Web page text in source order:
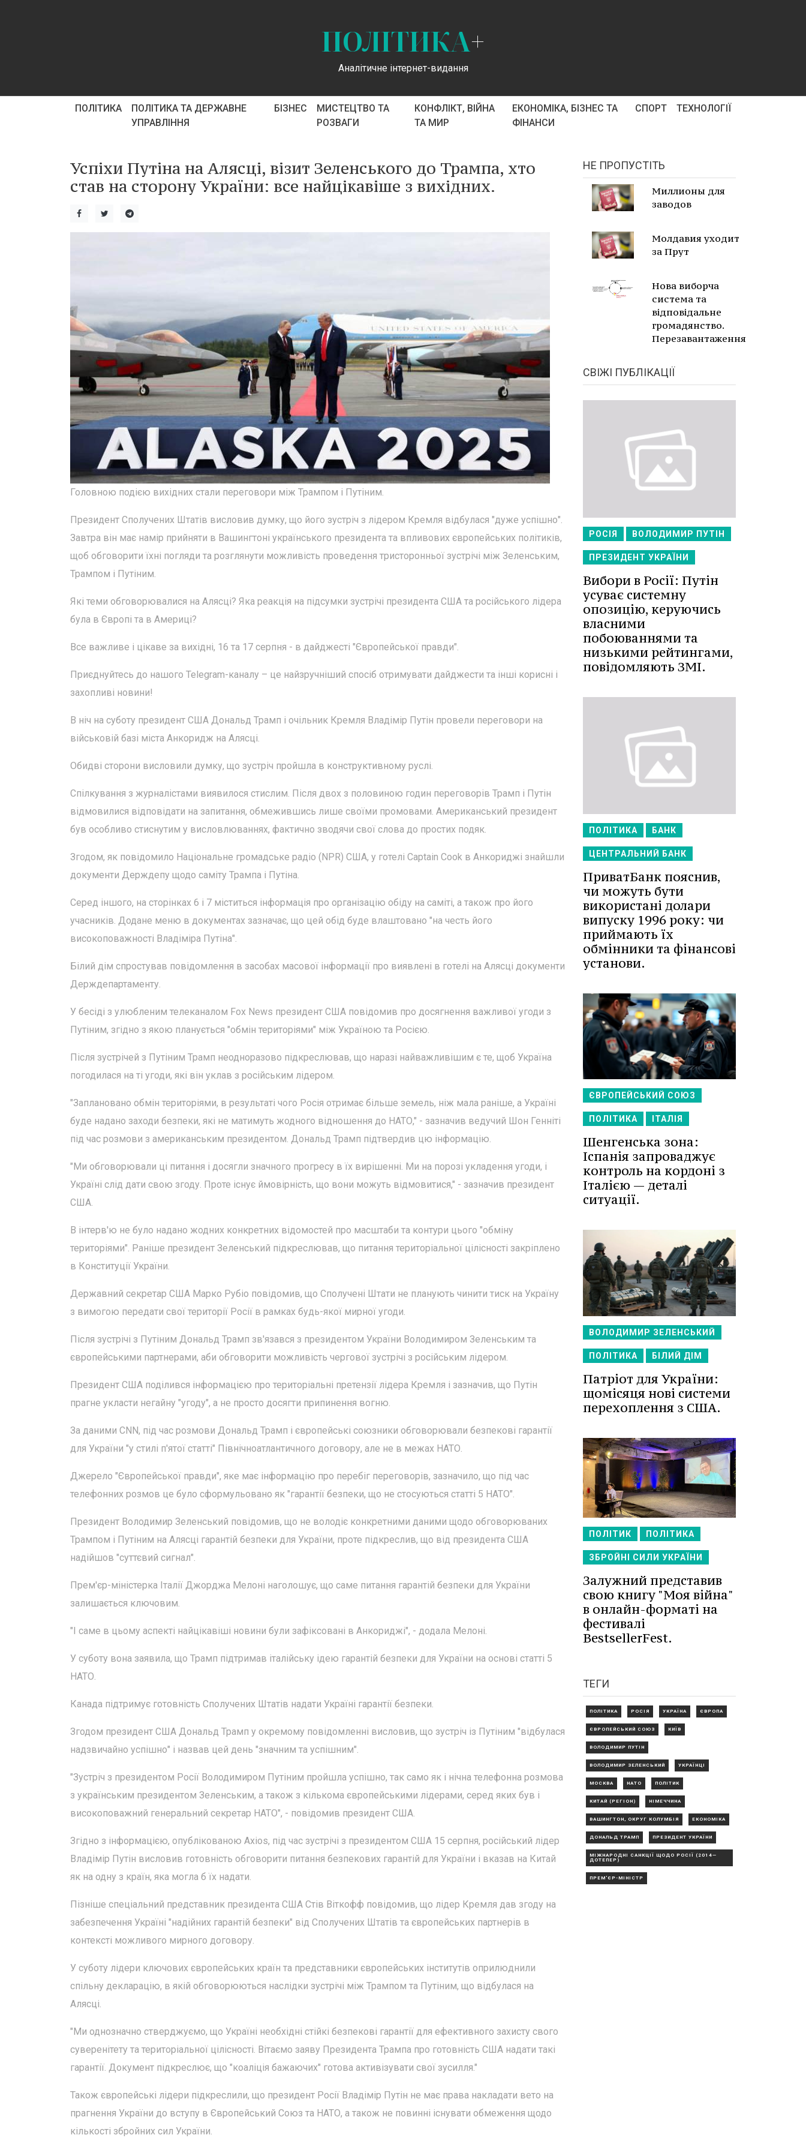
ПОЛІТИКА+
Аналітичне інтернет-видання
ПОЛІТИКА
ПОЛІТИКА ТА ДЕРЖАВНЕ
УПРАВЛІННЯ
БІЗНЕС
МИСТЕЦТВО ТА
РОЗВАГИ
КОНФЛІКТ, ВІЙНА
ТА МИР
ЕКОНОМІКА, БІЗНЕС ТА
ФІНАНСИ
СПОРТ ТЕХНОЛОГІЇ
Успіхи Путіна на Алясці, візит Зеленського до Трампа, хто
став на сторону України: все найцікавіше з вихідних.
Головною подією вихідних стали переговори між Трампом і Путіним.
Президент Сполучених Штатів висловив думку, що його зустріч з лідером Кремля відбулася "дуже успішно".
Завтра він має намір прийняти в Вашингтоні українського президента та впливових європейських політиків,
щоб обговорити їхні погляди та розглянути можливість проведення тристоронньої зустрічі між Зеленським,
Трампом і Путіним.
Які теми обговорювалися на Алясці? Яка реакція на підсумки зустрічі президента США та російського лідера
була в Європі та в Америці?
Все важливе і цікаве за вихідні, 16 та 17 серпня - в дайджесті "Європейської правди".
Приєднуйтесь до нашого Telegram-каналу – це найзручніший спосіб отримувати дайджести та інші корисні і
захопливі новини!
В ніч на суботу президент США Дональд Трамп і очільник Кремля Владімір Путін провели переговори на
військовій базі міста Анкоридж на Алясці.
Обидві сторони висловили думку, що зустріч пройшла в конструктивному руслі.
Спілкування з журналістами виявилося стислим. Після двох з половиною годин переговорів Трамп і Путін
відмовилися відповідати на запитання, обмежившись лише своїми промовами. Американський президент
був особливо стиснутим у висловлюваннях, фактично зводячи свої слова до простих подяк.
Згодом, як повідомило Національне громадське радіо (NPR) США, у готелі Captain Cook в Анкориджі знайшли
документи Держдепу щодо саміту Трампа і Путіна.
Серед іншого, на сторінках 6 і 7 міститься інформація про організацію обіду на саміті, а також про його
учасників. Додане меню в документах зазначає, що цей обід буде влаштовано "на честь його
високоповажності Владіміра Путіна".
Білий дім спростував повідомлення в засобах масової інформації про виявлені в готелі на Алясці документи
Держдепартаменту.
У бесіді з улюбленим телеканалом Fox News президент США повідомив про досягнення важливої угоди з
Путіним, згідно з якою планується "обмін територіями" між Україною та Росією.
Після зустрічей з Путіним Трамп неодноразово підкреслював, що наразі найважливішим є те, щоб Україна
погодилася на ті угоди, які він уклав з російським лідером.
"Заплановано обмін територіями, в результаті чого Росія отримає більше земель, ніж мала раніше, а Україні
буде надано заходи безпеки, які не матимуть жодного відношення до НАТО," - зазначив ведучий Шон Генніті
під час розмови з американським президентом. Дональд Трамп підтвердив цю інформацію.
"Ми обговорювали ці питання і досягли значного прогресу в їх вирішенні. Ми на порозі укладення угоди, і
Україні слід дати свою згоду. Проте існує ймовірність, що вони можуть відмовитися," - зазначив президент
США.
В інтерв'ю не було надано жодних конкретних відомостей про масштаби та контури цього "обміну
територіями". Раніше президент Зеленський підкреслював, що питання територіальної цілісності закріплено
в Конституції України.
Державний секретар США Марко Рубіо повідомив, що Сполучені Штати не планують чинити тиск на Україну
з вимогою передати свої території Росії в рамках будь-якої мирної угоди.
Після зустрічі з Путіним Дональд Трамп зв'язався з президентом України Володимиром Зеленським та
європейськими партнерами, аби обговорити можливість чергової зустрічі з російським лідером.
Президент США поділився інформацією про територіальні претензії лідера Кремля і зазначив, що Путін
прагне укласти негайну "угоду", а не просто досягти припинення вогню.
За даними CNN, під час розмови Дональд Трамп і європейські союзники обговорювали безпекові гарантії
для України "у стилі п'ятої статті" Північноатлантичного договору, але не в межах НАТО.
Джерело "Європейської правди", яке має інформацію про перебіг переговорів, зазначило, що під час
телефонних розмов це було сформульовано як "гарантії безпеки, що не стосуються статті 5 НАТО".
Президент Володимир Зеленський повідомив, що не володіє конкретними даними щодо обговорюваних
Трампом і Путіним на Алясці гарантій безпеки для України, проте підкреслив, що від президента США
надійшов "суттєвий сигнал".
Прем'єр-міністерка Італії Джорджа Мелоні наголошує, що саме питання гарантій безпеки для України
залишається ключовим.
"І саме в цьому аспекті найцікавіші новини були зафіксовані в Анкориджі", - додала Мелоні.
У суботу вона заявила, що Трамп підтримав італійську ідею гарантій безпеки для України на основі статті 5
НАТО.
Канада підтримує готовність Сполучених Штатів надати Україні гарантії безпеки.
Згодом президент США Дональд Трамп у окремому повідомленні висловив, що зустріч із Путіним "відбулася
надзвичайно успішно" і назвав цей день "значним та успішним".
"Зустріч з президентом Росії Володимиром Путіним пройшла успішно, так само як і нічна телефонна розмова
з українським президентом Зеленським, а також з кількома європейськими лідерами, серед яких був і
високоповажний генеральний секретар НАТО", - повідомив президент США.
Згідно з інформацією, опублікованою Axios, під час зустрічі з президентом США 15 серпня, російський лідер
Владімір Путін висловив готовність обговорити питання безпекових гарантій для України і вказав на Китай
як на одну з країн, яка могла б їх надати.
Пізніше спеціальний представник президента США Стів Віткофф повідомив, що лідер Кремля дав згоду на
забезпечення Україні "надійних гарантій безпеки" від Сполучених Штатів та європейських партнерів в
контексті можливого мирного договору.
У суботу лідери ключових європейських країн та представники європейських інститутів оприлюднили
спільну декларацію, в якій обговорюються наслідки зустрічі між Трампом та Путіним, що відбулася на
Алясці.
"Ми однозначно стверджуємо, що Україні необхідні стійкі безпекові гарантії для ефективного захисту свого
суверенітету та територіальної цілісності. Вітаємо заяву Президента Трампа про готовність США надати такі
гарантії. Документ підкреслює, що "коаліція бажаючих" готова активізувати свої зусилля."
Також європейські лідери підкреслили, що президент Росії Владімір Путін не має права накладати вето на
прагнення України до вступу в Європейський Союз та НАТО, а також не повинні існувати обмеження щодо
кількості збройних сил України.
НЕ ПРОПУСТІТЬ
Миллионы для
заводов
Молдавия уходит
за Прут
Нова виборча
система та
відповідальне
громадянство.
Перезавантаження
СВІЖІ ПУБЛІКАЦІЇ
РОСІЯ ВОЛОДИМИР ПУТІН
ПРЕЗИДЕНТ УКРАЇНИ
Вибори в Росії: Путін
усуває системну
опозицію, керуючись
власними
побоюваннями та
низькими рейтингами,
повідомляють ЗМІ.
ПОЛІТИКА БАНК
ЦЕНТРАЛЬНИЙ БАНК
ПриватБанк пояснив,
чи можуть бути
використані долари
випуску 1996 року: чи
приймають їх
обмінники та фінансові
установи.
ЄВРОПЕЙСЬКИЙ СОЮЗ
ПОЛІТИКА ІТАЛІЯ
Шенгенська зона:
Іспанія запроваджує
контроль на кордоні з
Італією — деталі
ситуації.
ВОЛОДИМИР ЗЕЛЕНСЬКИЙ
ПОЛІТИКА БІЛИЙ ДІМ
Патріот для України:
щомісяця нові системи
перехоплення з США.
ПОЛІТИК ПОЛІТИКА
ЗБРОЙНІ СИЛИ УКРАЇНИ
Залужний представив
свою книгу "Моя війна"
в онлайн-форматі на
фестивалі
BestsellerFest.
ТЕГИ
ПОЛІТИКА РОСІЯ УКРАЇНА ЄВРОПА
ЄВРОПЕЙСЬКИЙ СОЮЗ КИЇВ
ВОЛОДИМИР ПУТІН
ВОЛОДИМИР ЗЕЛЕНСЬКИЙ УКРАЇНЦІ
МОСКВА НАТО ПОЛІТИК
КИТАЙ (РЕГІОН) НІМЕЧЧИНА
ВАШИНГТОН, ОКРУГ КОЛУМБІЯ ЕКОНОМІКА
ДОНАЛЬД ТРАМП ПРЕЗИДЕНТ УКРАЇНИ
МІЖНАРОДНІ САНКЦІЇ ЩОДО РОСІЇ (2014—
ДОТЕПЕР)
ПРЕМ'ЄР-МІНІСТР